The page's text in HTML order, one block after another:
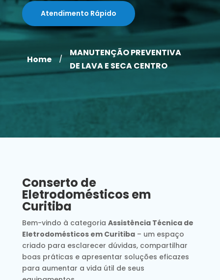
Atendimento Rápido
Home /
MANUTENÇÃO PREVENTIVA
DE LAVA E SECA CENTRO
Conserto de
Eletrodomésticos em
Curitiba
Bem-vindo à categoria Assistência Técnica de
Eletrodomésticos em Curitiba– um espaço
criado para esclarecer dúvidas, compartilhar
boas práticas e apresentar soluções eficazes
para aumentar a vida útil de seus